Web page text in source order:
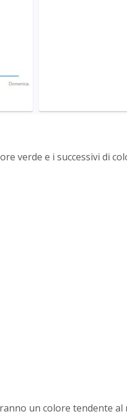
verde e i successivi di
un colore tendente al